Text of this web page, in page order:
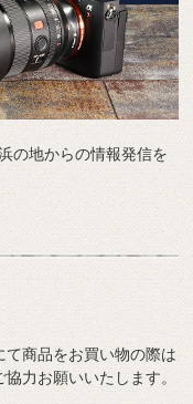
の地からの情報発信を
て商品をお買い物の際は
力お願いいたします。